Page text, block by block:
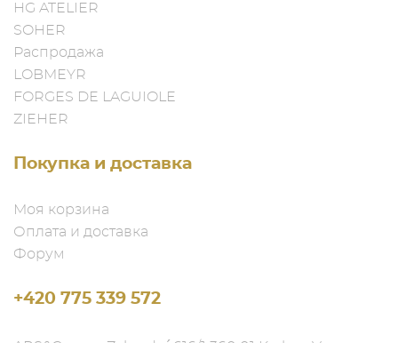
HG ATELIER
SOHER
Распродажа
LOBMEYR
FORGES DE LAGUIOLE
ZIEHER
Покупка и доставка
Моя корзина
Оплата и доставка
Форум
+420 775 339 572